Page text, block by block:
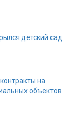
детский сад
на
объектов